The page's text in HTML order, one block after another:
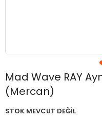
Mad Wave RAY
(Mercan)
STOK MEVCUT DEĞIL
Resim
galerisinin
başlangıcına